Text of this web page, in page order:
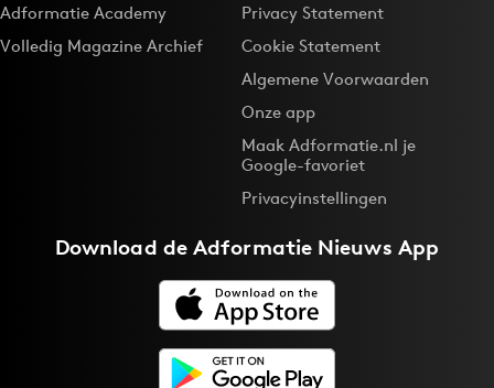
Adformatie Academy
Volledig Magazine Archief
Privacy Statement
Cookie Statement
Algemene Voorwaarden
Onze app
Maak Adformatie.nl je
Google-favoriet
Privacyinstellingen
Download deAdformatie Nieuws App